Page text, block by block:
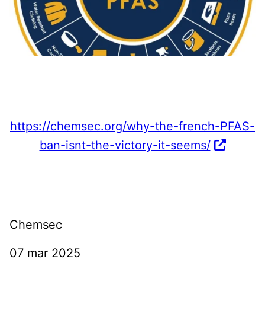
https://chemsec.org/why-the-french-PFAS-
ban-isnt-the-victory-it-seems/
Chemsec
07 mar 2025